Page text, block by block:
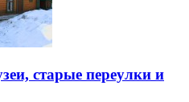
старые переулки и